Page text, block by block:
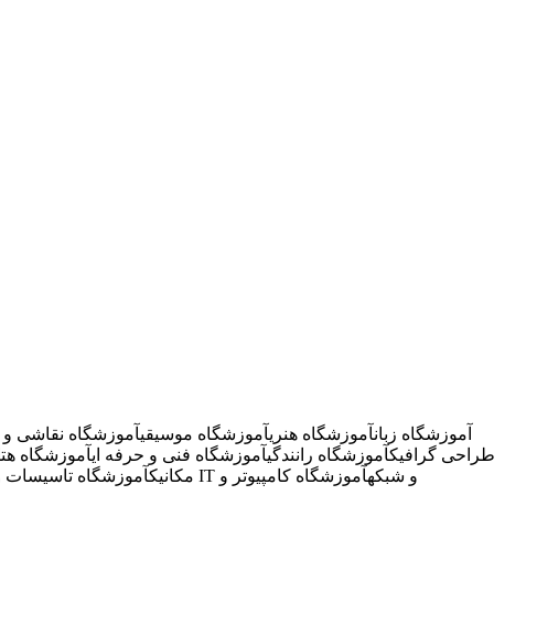
آموزشگاه زبانآموزشگاه هنریآموزشگاه موسیقیآموزشگاه نقاشی
طراحی گرافیکآموزشگاه رانندگیآموزشگاه فنی و حرفه ایآموزشگاه
مکانیکآموزشگاه تاسیسات آموزشگاه IT و شبکهآموزشگاه کامپیوتر و